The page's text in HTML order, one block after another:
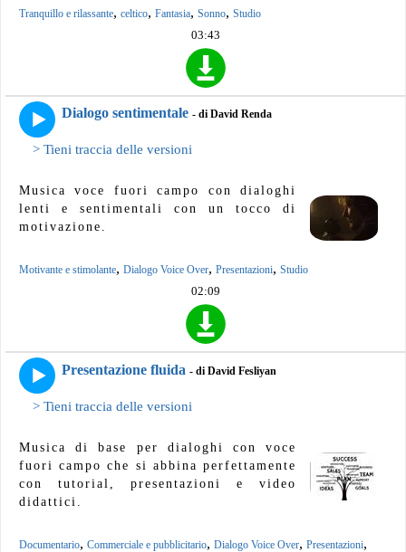
Tranquillo e rilassante, celtico, Fantasia, Sonno, Studio
03:43
Dialogo sentimentale - di David Renda
> Tieni traccia delle versioni
Musica voce fuori campo con dialoghi
lenti e sentimentali con un tocco di
motivazione.
Motivante e stimolante, Dialogo Voice Over, Presentazioni, Studio
02:09
Presentazione fluida - di David Fesliyan
> Tieni traccia delle versioni
Musica di base per dialoghi con voce
fuori campo che si abbina perfettamente
con tutorial, presentazioni e video
didattici.
Documentario, Commerciale e pubblicitario, Dialogo Voice Over, Presentazioni,